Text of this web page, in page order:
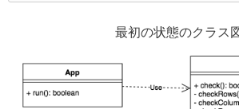
最初の状態のクラス